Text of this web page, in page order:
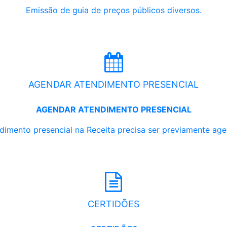
Emissão de guia de preços públicos diversos.
AGENDAR ATENDIMENTO PRESENCIAL
AGENDAR ATENDIMENTO PRESENCIAL
presencial na Receita precisa ser previamente
CERTIDÕES